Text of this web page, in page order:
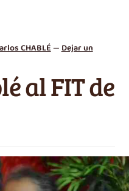
CHABLÉ—Dejar un
al FIT de